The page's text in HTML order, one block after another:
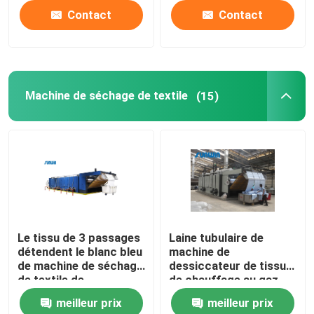
Contact Contact
Machine de séchage de textile (15)
Le tissu de 3 passages
détendent le blanc bleu
de machine de séchage
de textile de
dessiccateur
meilleur prix
Laine tubulaire de
machine de
dessiccateur de tissu
de chauffage au gaz
séchant pré la machine
50m/Minmeilleur prix